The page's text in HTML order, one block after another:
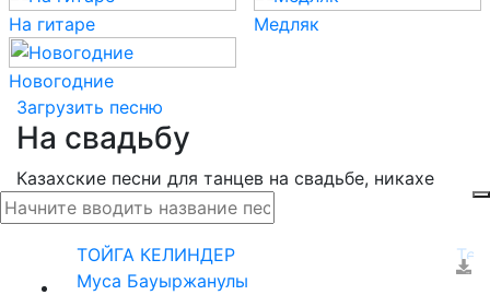
На гитаре Медляк
Новогодние
Загрузить песню
На свадьбу
Казахские песни для танцев на свадьбе, никахе
ТОЙГА КЕЛИНДЕР
Муса Бауыржанулы